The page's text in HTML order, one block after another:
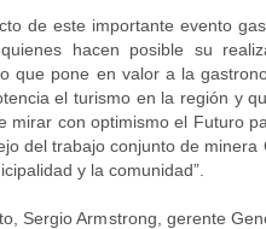
de este importante evento
hacen posible su
que pone en valor a la
el turismo en la región y
mirar con optimismo el Futuro
del trabajo conjunto de
y la comunidad”.
Sergio Armstrong, gerente